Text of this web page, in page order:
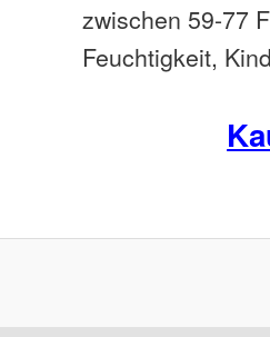
zwischen 59-77
Feuchtigkeit,